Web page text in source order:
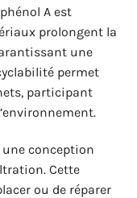
A est
prolongent la
une
permet
participant
conception
Cette
ou de réparer